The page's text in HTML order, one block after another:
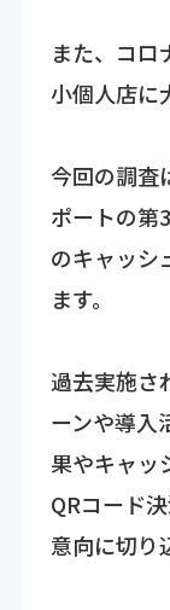
また、コロ
小個人店に
今回の調査
ポートの第
のキャッシ
ます。
過去実施さ
ーンや導入
果やキャッ
QRコード
意向に切り